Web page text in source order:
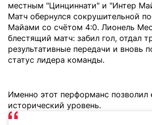
местным "Цинциннати" и "Интер
Матч обернулся сокрушительной
Майами со счётом 4:0. Лионель
блестящий матч: забил гол, отдал
результативные передачи и вновь
статус лидера команды.
Именно этот перформанс позволил
исторический уровень.